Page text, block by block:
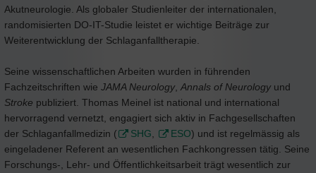
Akutneurologie. Als globaler Studienleiter der internationalen,
randomisierten DO-IT-Studie leistet er wichtige Beiträge zur
Weiterentwicklung der Schlaganfalltherapie.
Seine wissenschaftlichen Arbeiten wurden in führenden
Fachzeitschriften wie JAMA Neurology, Annals of Neurologyund
Stroke publiziert. Thomas Meinel ist national und international
hervorragend vernetzt, engagiert sich aktiv in Fachgesellschaften
der Schlaganfallmedizin (
SHG ESO) und ist regelmässig als
eingeladener Referent an wesentlichen Fachkongressen tätig. Seine
Forschungs-, Lehr- und Öffentlichkeitsarbeit trägt wesentlich zur